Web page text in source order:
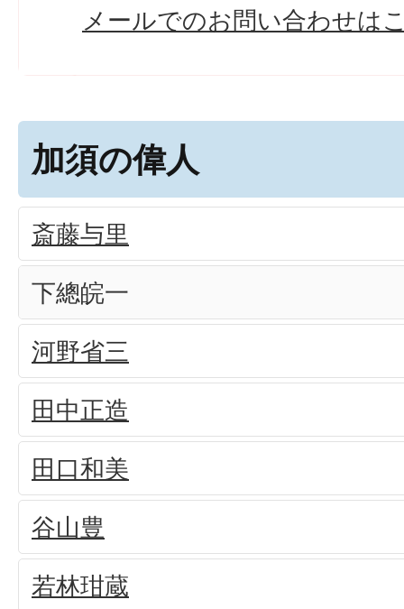
メールでのお問い合わせは
加須の偉人
斎藤与里
下總皖一
河野省三
田中正造
田口和美
谷山豊
若林玵蔵